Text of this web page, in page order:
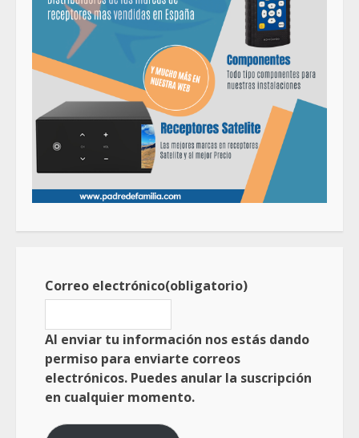
Correo electrónico(obligatorio)
Al enviar tu información nos estás dando
permiso para enviarte correos
electrónicos. Puedes anular la suscripción
en cualquier momento.